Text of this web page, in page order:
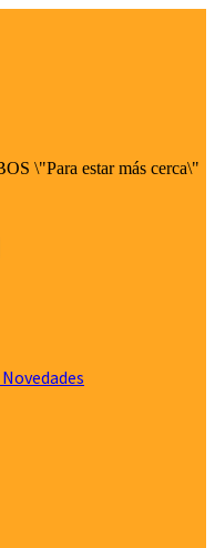
\"Para estar más cerca\"